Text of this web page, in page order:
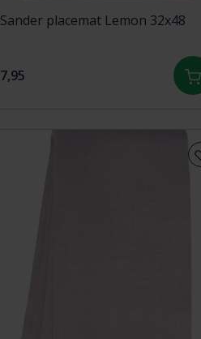
Sander placemat Lemon 32x48
7,95